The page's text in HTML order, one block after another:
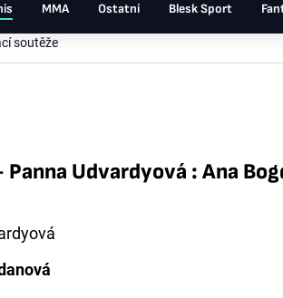
MMA Ostatní Blesk Sport
soutěže
Panna Udvardyová : Ana